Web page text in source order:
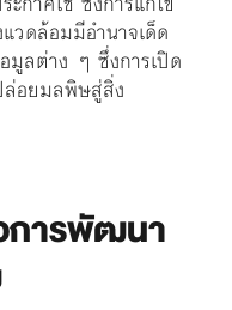
วดล้อมมีอำนาจเด็ด
มูลต่าง ๆ ซึ่งการเปิด
ล่อยมลพิษสู่สิ่ง
การพัฒนา